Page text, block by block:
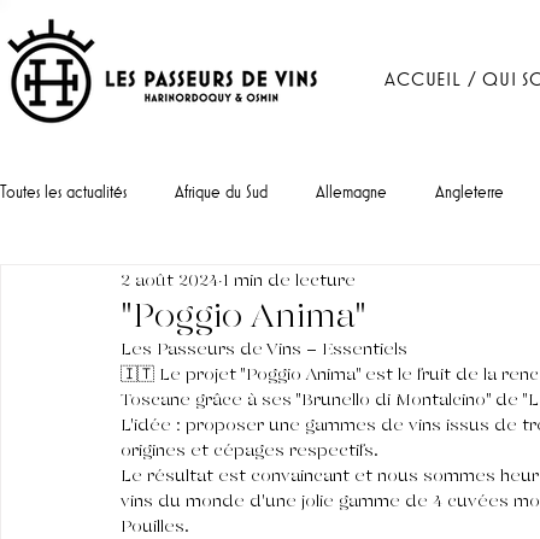
ACCUEIL / QUI
Toutes les actualités Afrique du Sud Allemagne Angleterre
"Poggio Anima"
2 août 2024 1 min de lecture
Les Passeurs de Vins - Essentiels
🇮🇹 Le projet "Poggio Anima" est le fruit de la
Toscane grâce à ses "Brunello di Montalcino" de
L'idée : proposer une gammes de vins issus de
origines et cépages respectifs.
Le résultat est convaincant et nous sommes
vins du monde d'une jolie gamme de 4 cuvées
Pouilles.